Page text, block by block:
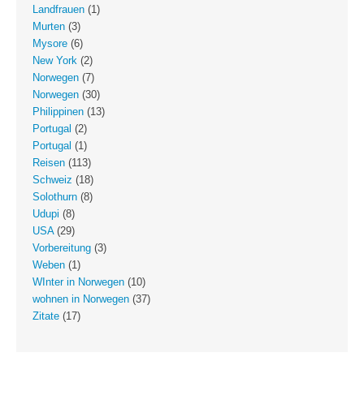
Landfrauen (1)
Murten (3)
Mysore (6)
New York (2)
Norwegen (7)
Norwegen (30)
Philippinen (13)
Portugal (2)
Portugal (1)
Reisen (113)
Schweiz (18)
Solothurn (8)
Udupi (8)
USA(29)
Vorbereitung (3)
Weben (1)
WInter in Norwegen (10)
wohnen in Norwegen (37)
Zitate (17)